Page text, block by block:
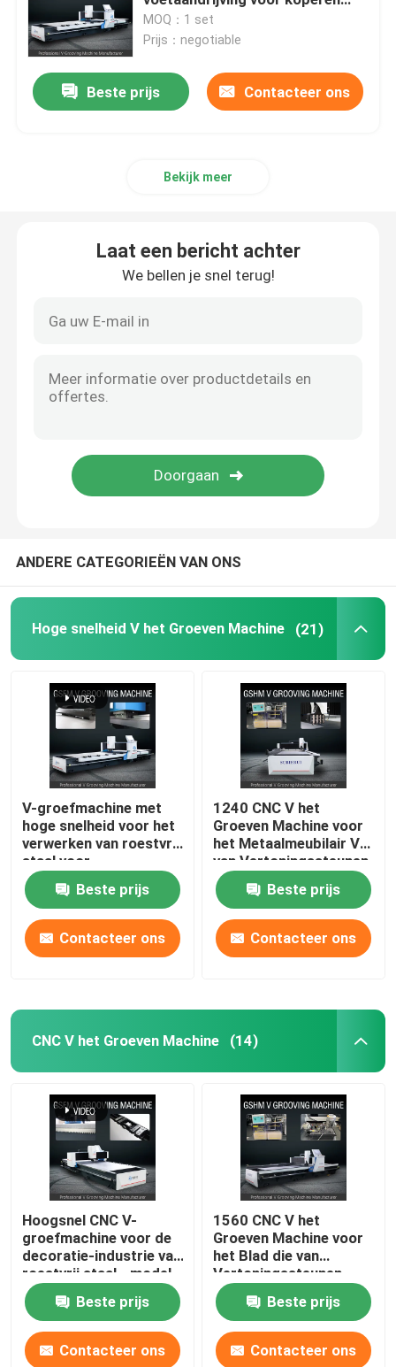
Bladmetaal die Machine groeven
V Groover-Machine
v groefsnijmachine
CNC Bladmachine Om metaal te snijden
CNC V Snijmachine
V Groefmachine voor Metaal
platen
MOQ：1 set
Prijs：negotiable
Beste prijs Contacteer ons
Bekijk meer
Laat een bericht achter
We bellen je snel terug!
ANDERE CATEGORIEËN VAN ONS
Hoge snelheid V het Groeven Machine (21)
V-groefmachine met
hoge snelheid voor het
verwerken van roestvrij
staal voor
huisversiering
Beste prijs
Contacteer ons
1240 CNC V het
Groeven Machine voor
het Metaalmeubilair V
van Vertoningssteunen
Inlassende Machine
Beste prijs
Contacteer ons
CNC V het Groeven Machine (14)
Hoogsnel CNC V-
groefmachine voor de
decoratie-industrie van
roestvrij staal - model
1225
Beste prijs
Contacteer ons
1560 CNC V het
Groeven Machine voor
het Blad die van
Vertoningssteunen
Industrie van het
Machineornament
groeven
Beste prijs
Contacteer ons